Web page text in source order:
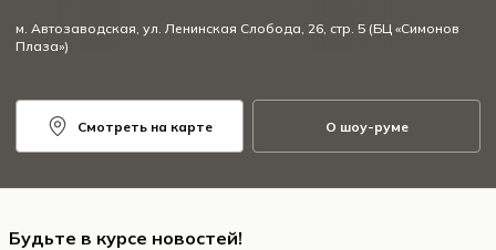
м. Автозаводская, ул. Ленинская Слобода, 26, стр. 5 (БЦ «Симонов
Плаза»)
Смотреть на карте О шоу-руме
Будьте в курсе новостей!